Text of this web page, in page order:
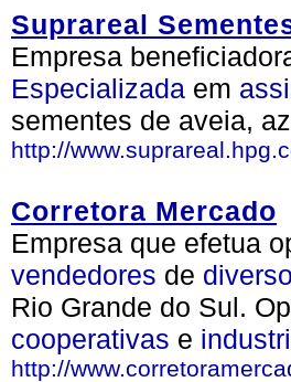
Suprareal
Empresa
Especializada em
sementes de aveia,
http://
Corretora Mercado
Empresa que efetua
vendedores de
Rio Grande do Sul.
cooperativas e
http://